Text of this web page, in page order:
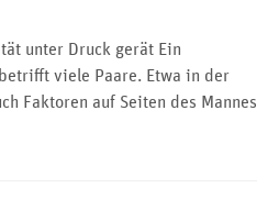
unter Druck gerät Ein
viele Paare. Etwa in der
Faktoren auf Seiten des Mannes